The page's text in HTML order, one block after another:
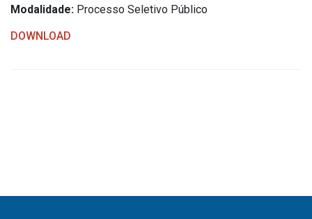
Assistência Social
Educação, Cultura, Desporto e Turismo
Nota Fiscal Eletrônica
Modalidade: Processo Seletivo Público
DOWNLOAD